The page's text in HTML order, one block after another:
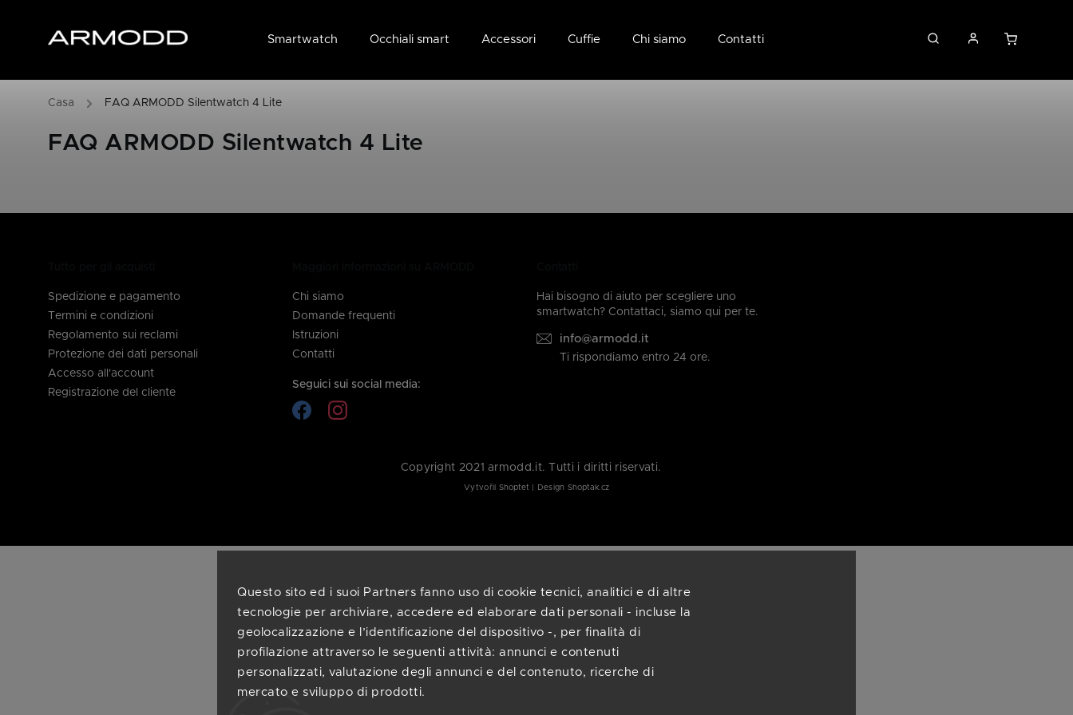
Questo sito ed i suoi Partners fanno uso di cookie tecnici, analitici e di altre
tecnologie per archiviare, accedere ed elaborare dati personali - incluse la
geolocalizzazione e l’identificazione del dispositivo -, per finalità di
profilazione attraverso le seguenti attività: annunci e contenuti
personalizzati, valutazione degli annunci e del contenuto, ricerche di
mercato e sviluppo di prodotti.
Smartwatch Occhiali smart Accessori Cuffie Chi siamo Contatti
/ FAQ ARMODD Silentwatch 4 Lite
FAQ ARMODD Silentwatch 4 Lite
Spedizione e pagamento
Termini e condizioni
Regolamento sui reclami
Protezione dei dati personali
Accesso all'account
Registrazione del cliente
Chi siamo
Domande frequenti
Istruzioni
Contatti
Seguici sui social media:
Hai bisogno di aiuto per scegliere uno
smartwatch? Contattaci, siamo qui per te.
info@armodd.it
Ti rispondiamo entro 24 ore.
Vytvořil Shoptet | Design Shoptak.cz